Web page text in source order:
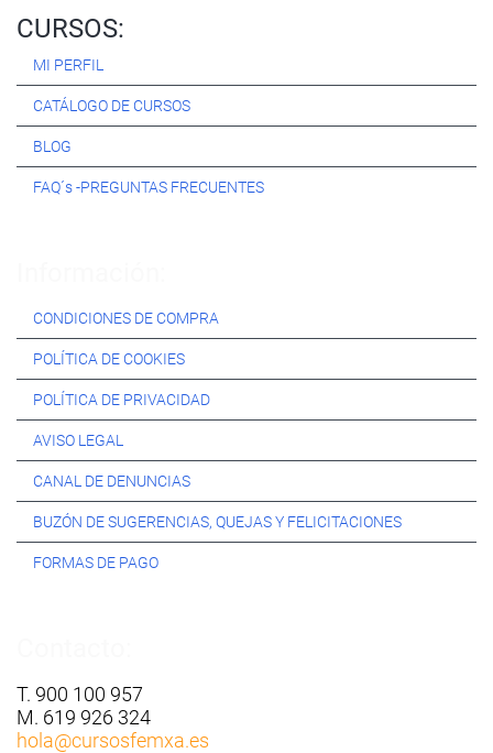
CURSOS:
MI PERFIL
CATÁLOGO DE CURSOS
BLOG
FAQ´s -PREGUNTAS FRECUENTES
CONDICIONES DE COMPRA
POLÍTICA DE COOKIES
POLÍTICA DE PRIVACIDAD
AVISO LEGAL
CANAL DE DENUNCIAS
BUZÓN DE SUGERENCIAS, QUEJAS Y FELICITACIONES
FORMAS DE PAGO
T. 900 100 957
M. 619 926 324
hola@cursosfemxa.es